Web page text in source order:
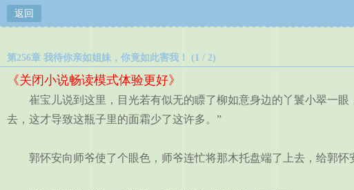
返回
第256章 我待你亲如姐妹，你竟如此害我！ (1 / 2)
《关闭小说畅读模式体验更好》
崔宝儿说到这里，目光若有似无的瞟了柳如意身边的丫鬟小翠一眼
去，这才导致这瓶子里的面霜少了这许多。”
郭怀安向师爷使了个眼色，师爷连忙将那木托盘端了上去，给郭怀